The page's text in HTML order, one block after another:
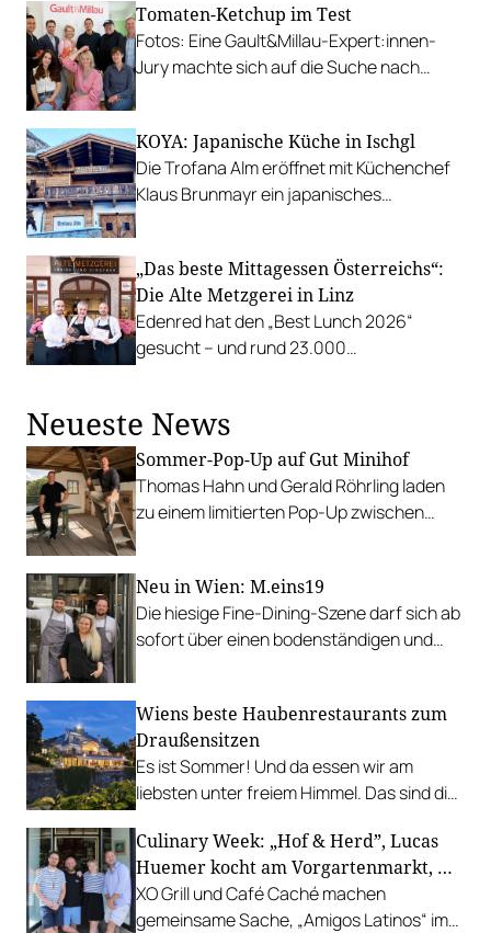
Tomaten-Ketchup im Test
Fotos: Eine Gault&Millau-Expert:innen-
Jury machte sich auf die Suche nach
KOYA: Japanische Küche in Ischgl
Die Trofana Alm eröffnet mit Küchenchef
Klaus Brunmayr ein japanisches
„Das beste Mittagessen Österreichs“:
Die Alte Metzgerei in Linz
Edenred hat den „Best Lunch 2026“
gesucht – und rund 23.000
sich den begehrten Award in die Linzer
Herrenstraße.
Neueste News
Sommer-Pop-Up auf Gut Minihof
Thomas Hahn und Gerald Röhrling laden
zu einem limitierten Pop-Up zwischen
Neu in Wien: M.eins19
Die hiesige Fine-Dining-Szene darf sich ab
sofort über einen bodenständigen und
Wiens beste Haubenrestaurants zum
Draußensitzen
Es ist Sommer! Und da essen wir am
liebsten unter freiem Himmel. Das sind die
Gastgarten.
Culinary Week: „Hof & Herd”, Lucas
Huemer kocht am Vorgartenmarkt, …
XO Grill und Café Caché machen
gemeinsame Sache, „Amigos Latinos“ im